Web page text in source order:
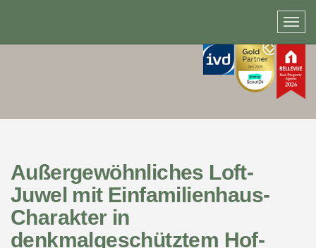
Außergewöhnliches Loft-
Juwel mit Einfamilienhaus-
Charakter in
denkmalgeschütztem Hof-